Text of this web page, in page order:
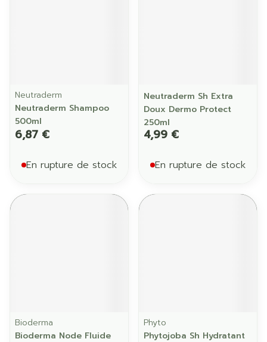
Neutraderm
Neutraderm Shampoo
500ml
6,87 €
En rupture de stock
Neutraderm Sh Extra
Doux Dermo Protect
250ml
4,99 €
En rupture de stock
Bioderma
Bioderma Node Fluide
Phyto
Phytojoba Sh Hydratant